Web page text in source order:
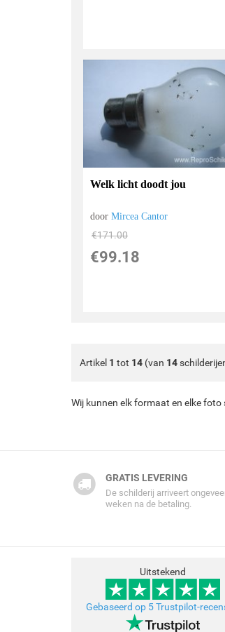
Welk licht doodt jou
doorMircea Cantor
€171.00
€99.18
Artikel 1 tot 14 (van 14
Wij kunnen elk formaat en elke
GRATIS LEVERING
De schilderij arriveert
weken na de betaling.
Uitstekend
Gebaseerd op 5 Trustpilot-